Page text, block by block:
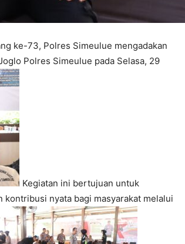
ke-73, Polres Simeulue mengadakan
Polres Simeulue pada Selasa, 29
Kegiatan ini bertujuan untuk
nyata bagi masyarakat melalui